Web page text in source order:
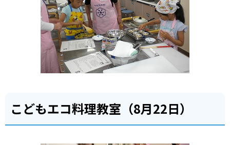
こどもエコ料理教室（8月22日）